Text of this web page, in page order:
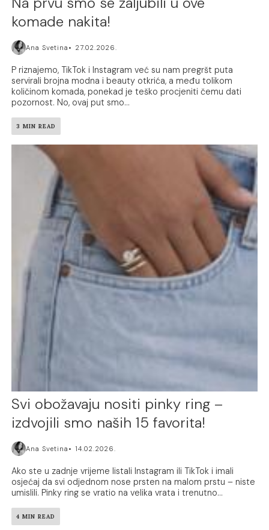
komade nakita!
Ana Svetina 27.02.2026.
P riznajemo, TikTok i Instagram već su nam pregršt puta
servirali brojna modna i beauty otkrića, a među tolikom
količinom komada, ponekad je teško procjeniti čemu dati
pozornost. No, ovaj put smo...
3 MIN READ
Svi obožavaju nositi pinky ring –
izdvojili smo naših 15 favorita!
Ana Svetina 14.02.2026.
Ako ste u zadnje vrijeme listali Instagram ili TikTok i imali
osjećaj da svi odjednom nose prsten na malom prstu – niste
umislili. Pinky ring se vratio na velika vrata i trenutno...
4 MIN READ